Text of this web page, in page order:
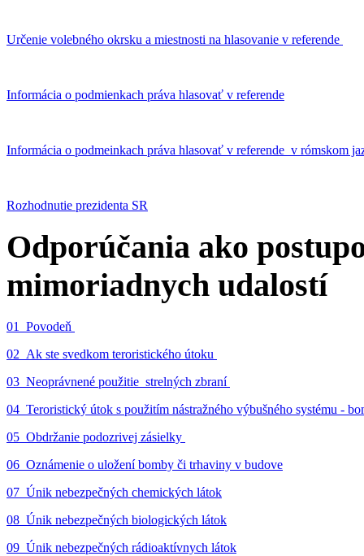
Určenie volebného okrsku a miestnosti na hlasovanie v referende
Informácia o podmienkach práva hlasovať v referende
Informácia o podmeinkach práva hlasovať v referende v rómskom
Rozhodnutie prezidenta SR
Odporúčania ako
mimoriadnych udalostí
01_Povodeň
02_Ak ste svedkom teroristického útoku
03_Neoprávnené použitie strelných zbraní
04_Teroristický útok s použitím nástražného výbušného systému -
05_Obdržanie podozrivej zásielky
06_Oznámenie o uložení bomby či trhaviny v budove
07_Únik nebezpečných chemických látok
08_Únik nebezpečných biologických látok
09_Únik nebezpečných rádioaktívnych látok